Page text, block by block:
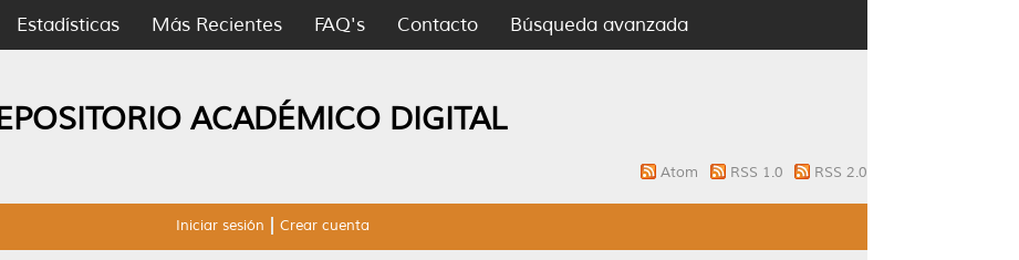
Estadísticas Más Recientes FAQ's Contacto Búsqueda avanzada
ACADÉMICO DIGITAL
Atom RSS 1.0 RSS 2.0
Iniciar sesión Crear cuenta